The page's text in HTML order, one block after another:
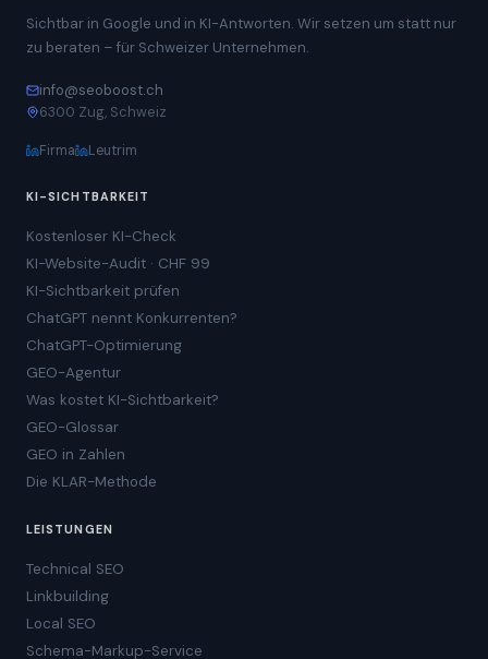
Sichtbar in Google und in KI-Antworten. Wir setzen um statt nur
zu beraten – für Schweizer Unternehmen.
info@seoboost.ch
6300 Zug, Schweiz
Firma Leutrim
KI-SICHTBARKEIT
Kostenloser KI-Check
KI-Website-Audit · CHF 99
KI-Sichtbarkeit prüfen
ChatGPT nennt Konkurrenten?
ChatGPT-Optimierung
GEO-Agentur
Was kostet KI-Sichtbarkeit?
GEO-Glossar
GEO in Zahlen
Die KLAR-Methode
LEISTUNGEN
Technical SEO
Linkbuilding
Local SEO
Schema-Markup-Service